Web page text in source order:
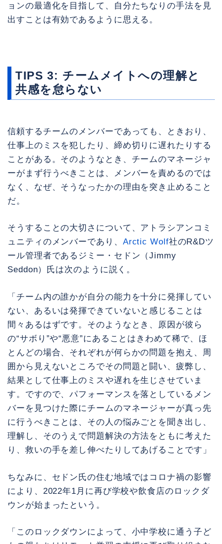
ョンの最適化を目指して、自分たちなりの手法を見
出すことは有効であるように思える。
TIPS 3: チームメイトへの理解と
共感を怠らない
信頼するチームのメンバーであっても、ときおり、
仕事上のミスを犯したり、締め切りに遅れたりする
ことがある。そのようなとき、チームのマネージャ
ーがまず行うべきことは、メンバーを責めるのでは
なく、なぜ、そうなったかの理由を突き止めること
だ。
そうすることの大切さについて、アトラシアンコミ
ュニティのメンバーであり、 Arctic Wolf社のR&Dツ
ール管理者であるジミー・セドン（Jimmy
Seddon）氏は次のように説く。
「チーム内の誰かが自分の能力を十分に発揮してい
ない、あるいは発揮できていないと感じることは
間々あるはずです。そのようなとき、原因が彼ら
の“サボり”や“悪意”にあることはきわめて稀で、ほ
とんどの場合、それぞれが何らかの問題を抱え、周
囲から見えないところでその問題と闘い、疲弊し、
結果として仕事上のミスや遅れを生じさせていま
す。ですので、パフォーマンスを落としているメン
バーを見つけた際にチームのマネージャーが真っ先
に行うべきことは、その人の悩みごとを聞き出し、
理解し、そのうえで問題解決の方法をともに考えた
り、救いの手を差し伸べたりしてあげることです」
ちなみに、セドン氏の住む地域ではコロナ禍の影響
により、2022年1月に再び学校や飲食店のロックダ
ウンが始まったという。
「このロックダウンによって、小中学校に通う子ど